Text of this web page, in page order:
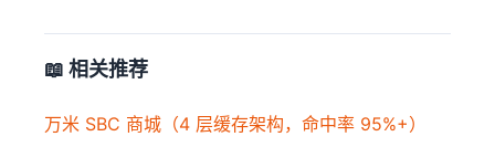
📖 相关推荐
万米 SBC 商城（4 层缓存架构，命中率 95%+）